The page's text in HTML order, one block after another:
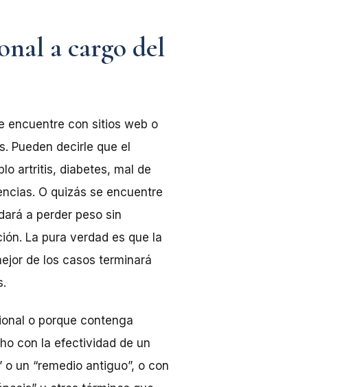
a cargo del
encuentre con sitios web o
Pueden decirle que el
artritis, diabetes, mal de
O quizás se encuentre
a perder peso sin
La pura verdad es que la
de los casos terminará
o porque contenga
con la efectividad de un
un “remedio antiguo”, o con